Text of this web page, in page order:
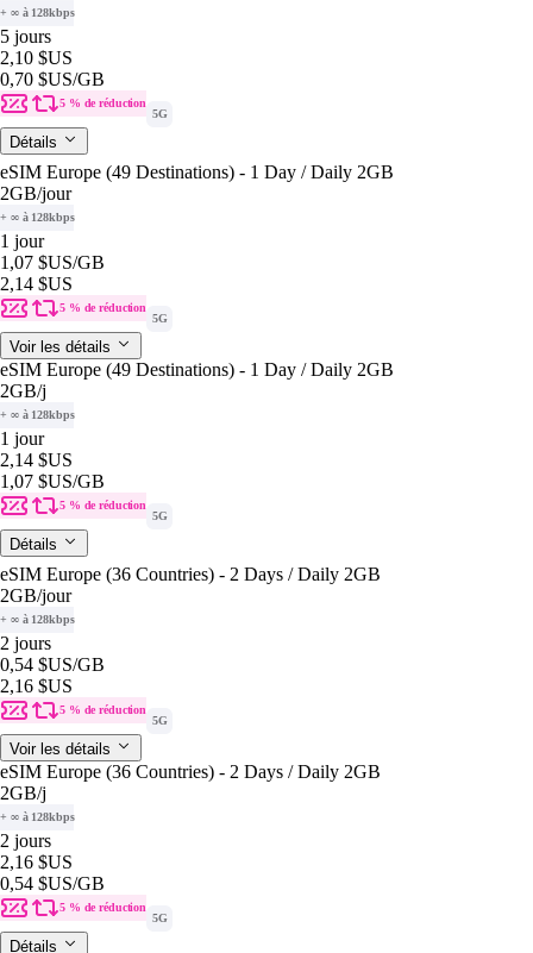
+ ∞ à 128kbps
5 jours
2,10 $US
0,70 $US/GB
5 % de réduction
5G
Détails
eSIM Europe (49 Destinations) - 1 Day / Daily 2GB
2GB/jour
+ ∞ à 128kbps
1 jour
1,07 $US/GB
2,14 $US
5 % de réduction
5G
Voir les détails
eSIM Europe (49 Destinations) - 1 Day / Daily 2GB
2GB/j
+ ∞ à 128kbps
1 jour
2,14 $US
1,07 $US/GB
5 % de réduction
5G
Détails
eSIM Europe (36 Countries) - 2 Days / Daily 2GB
2GB/jour
+ ∞ à 128kbps
2 jours
0,54 $US/GB
2,16 $US
5 % de réduction
5G
Voir les détails
eSIM Europe (36 Countries) - 2 Days / Daily 2GB
2GB/j
+ ∞ à 128kbps
2 jours
2,16 $US
0,54 $US/GB
5 % de réduction
5G
Détails